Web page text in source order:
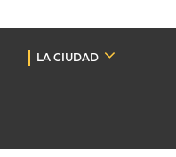
LA CIUDAD